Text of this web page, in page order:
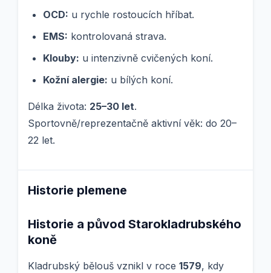
OCD: u rychle rostoucích hříbat.
EMS: kontrolovaná strava.
Klouby: u intenzivně cvičených koní.
Kožní alergie: u bílých koní.
Délka života: 25–30 let.
Sportovně/reprezentačně aktivní věk: do 20–
22 let.
Historie plemene
Historie a původ Starokladrubského
koně
Kladrubský bělouš vznikl v roce 1579, kdy